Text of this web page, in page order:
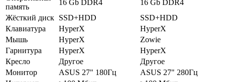
память
16 Gb DDR4
16 Gb DDR4
Жёсткий диск SSD+HDD
SSD+HDD
Клавиатура
HyperX
HyperX
Мышь
HyperX
Zowie
Гарнитура
HyperX
HyperX
Кресло
Другое
Другое
Монитор
ASUS 27" 180Гц
ASUS 27" 280Гц